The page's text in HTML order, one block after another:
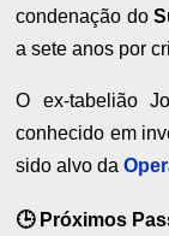
condenação do
a sete anos por
O ex-tabelião
conhecido em
sido alvo da
🕒 Próximos